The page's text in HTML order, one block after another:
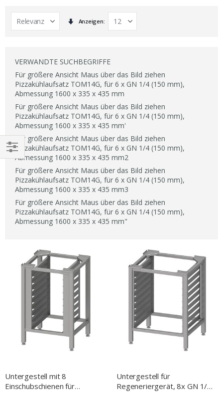
In
aufsteigender
Anzeigen
VERWANDTE SUCHBEGRIFFE
Für größere Ansicht Maus über das Bild ziehen
Pizzakühlaufsatz TOM14G, für 6 x GN 1/4 (150 mm),
Abmessung 1600 x 335 x 435 mm
Für größere Ansicht Maus über das Bild ziehen
Pizzakühlaufsatz TOM14G, für 6 x GN 1/4 (150 mm),
Abmessung 1600 x 335 x 435 mm'
Für größere Ansicht Maus über das Bild ziehen
Pizzakühlaufsatz TOM14G, für 6 x GN 1/4 (150 mm),
Abmessung 1600 x 335 x 435 mm2
Für größere Ansicht Maus über das Bild ziehen
Pizzakühlaufsatz TOM14G, für 6 x GN 1/4 (150 mm),
Abmessung 1600 x 335 x 435 mm3
Für größere Ansicht Maus über das Bild ziehen
Pizzakühlaufsatz TOM14G, für 6 x GN 1/4 (150 mm),
Abmessung 1600 x 335 x 435 mm"
Untergestell mit 8
Einschubschienen für
Untergestell für
Regeneriergerät, 8x GN 1/1,
EINKAUFEN
NACH